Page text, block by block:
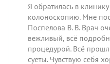
Я обратилась в клинику
колоноскопию. Мне
Поспелова В. В. Врач
вежливый, всё
процедурой. Всё
суеты. Чувствую себя